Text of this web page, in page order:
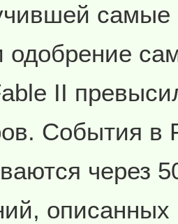
самые
одобрение
II
События в
через